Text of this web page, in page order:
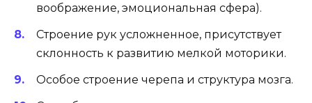
воображение, эмоциональная сфера).
Строение рук усложненное, присутствует
склонность к развитию мелкой моторики.
Особое строение черепа и структура мозга.